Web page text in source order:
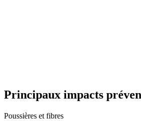
Principaux impacts
Poussières et fibres